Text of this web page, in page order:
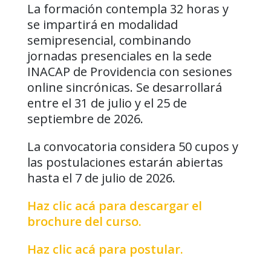
La formación contempla 32 horas y
se impartirá en modalidad
semipresencial, combinando
jornadas presenciales en la sede
INACAP de Providencia con sesiones
online sincrónicas. Se desarrollará
entre el 31 de julio y el 25 de
septiembre de 2026.
La convocatoria considera 50 cupos y
las postulaciones estarán abiertas
hasta el 7 de julio de 2026.
Haz clic acá para descargar el
brochure del curso.
Haz clic acá para postular.